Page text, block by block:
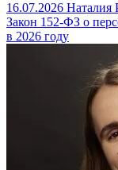
16.07.2026 Наталия
Закон 152-ФЗ о
в 2026 году